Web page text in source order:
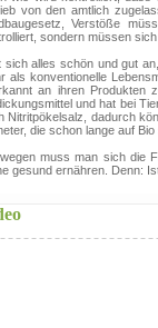
von den amtlich
Verstöße
sondern müssen
sich alles schön und gut
als konventionelle
an ihren Produkten
und hat bei
Nitritpökelsalz, dadurch
die schon lange auf
muss man sich die
gesund ernähren. Denn: